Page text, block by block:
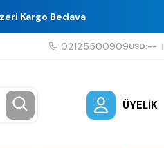
Kargo Bedava
02125500909USD:-- |
ÜYELIK